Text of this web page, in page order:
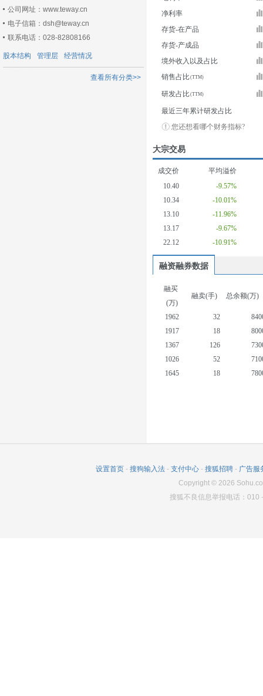
公司网址：www.teway.cn
电子信箱：dsh@teway.cn
联系电话：028-82808166
股本结构 管理层 经营情况
查看所有分类>>
净利率
存货-在产品
存货-产成品
境外收入以及占比
销售占比
研发占比
最近三年累计研发占比
您还想看哪个财务指标?
大宗交易
成交价
平均溢价
10.40
-9.57%
10.34
-10.01%
13.10
-11.96%
13.17
-9.67%
22.12
-10.91%
融资融券数据
融买
(万)
融卖(手) 总余额(万)
1962 32
1917
18
1367
126
1026
52
1645
18
913
2
设置首页 - 搜狗输入法 - 支付中心 - 搜狐招聘 - 广告服
Copyright© 2026
搜狐不良信息举报电话：010